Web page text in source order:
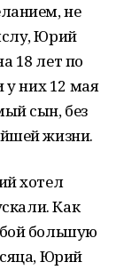
не
Юрий
18 лет по
у них 12 мая
сын, без
жизни.
хотел
Как
большую
Юрий